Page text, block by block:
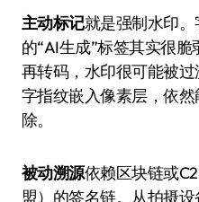
主动标记就是强制水印
的“AI生成”标签其实很
再转码，水印很可能被
字指纹嵌入像素层，依
除。
被动溯源依赖区块链或
盟）的签名链。从拍摄